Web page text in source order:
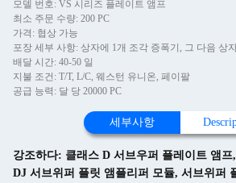
모델 번호: VS 시리즈 플레이트 앰프
최소 주문 수량: 200 PC
가격: 협상 가능
포장 세부 사항: 상자에 1개 조각 증폭기, 그 다음 상
배달 시간: 40-50 일
지불 조건: T/T, L/C, 웨스턴 유니온, 페이팔
공급 능력: 달 당 20000 PC
세부사항
강조하다: 클래스 D 서브우퍼 플레이트 앰프,
DJ 서브위퍼 플릿 앰플리퍼 모듈, 서브위퍼